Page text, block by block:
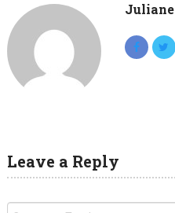
Juliane
Leave a Reply